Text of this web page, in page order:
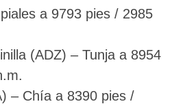
a 9793 pies / 2985
(ADZ) – Tunja a 8954
– Chía a 8390 pies /